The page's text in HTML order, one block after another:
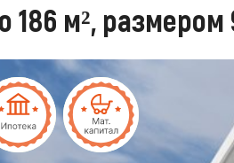
м², размером